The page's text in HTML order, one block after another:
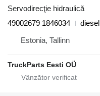
Servodirecţie hidraulică
49002679 1846034
diesel
Estonia, Tallinn
TruckParts Eesti OÜ